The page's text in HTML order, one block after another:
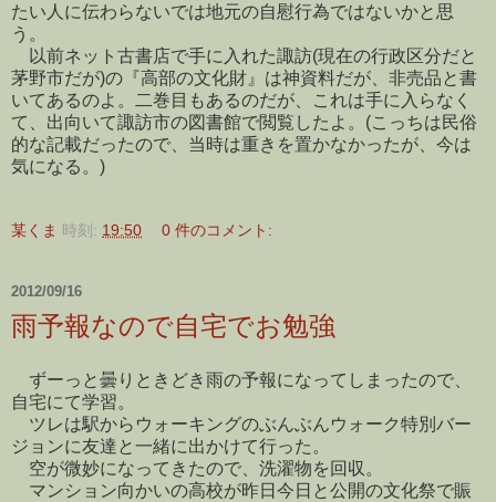
たい人に伝わらないでは地元の自慰行為ではないかと思
う。
以前ネット古書店で手に入れた諏訪(現在の行政区分だと
茅野市だが)の『高部の文化財』は神資料だが、非売品と書
いてあるのよ。二巻目もあるのだが、これは手に入らなく
て、出向いて諏訪市の図書館で閲覧したよ。(こっちは民俗
的な記載だったので、当時は重きを置かなかったが、今は
気になる。)
某くま 時刻: 19:50 0 件のコメント:
2012/09/16
雨予報なので自宅でお勉強
ずーっと曇りときどき雨の予報になってしまったので、
自宅にて学習。
ツレは駅からウォーキングのぶんぶんウォーク特別バー
ジョンに友達と一緒に出かけて行った。
空が微妙になってきたので、洗濯物を回収。
マンション向かいの高校が昨日今日と公開の文化祭で賑